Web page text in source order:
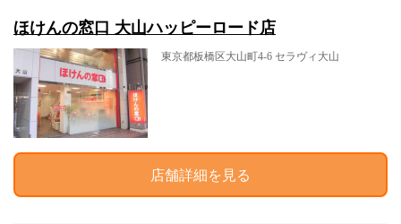
ほけんの窓口 大山ハッピーロード店
東京都板橋区大山町4-6 セラヴィ大山
店舗詳細を見る